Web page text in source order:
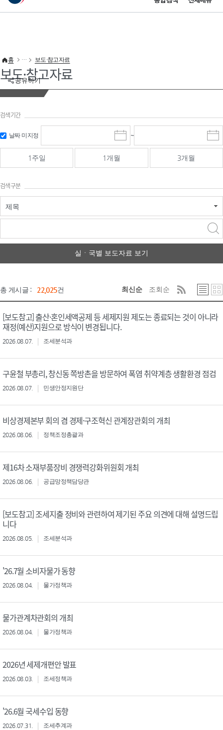
이 누리집은 대한민국 공식 전자정부 누리집입니다.
공유하기
홈 보도·참고자료
보도·참고자료
검색기간
날짜 미지정
시
작
일
선
~
종
료
선
1주일 1개월 3개월
검색구분
제목
실ㆍ국별 보도자료 보기
총 게시글 : 22,025건 최신순 조회순
[보도참고] 출산·혼인세액공제 등 세제지원 제도는 종료되는 것이 아니라
재정(예산)지원으로 방식이 변경됩니다.
2026.08.07. 조세분석과
구윤철 부총리, 창신동 쪽방촌을 방문하여 폭염 취약계층 생활환경 점검
2026.08.07. 민생안정지원단
비상경제본부 회의 겸 경제·구조혁신 관계장관회의 개최
2026.08.06. 정책조정총괄과
제16차 소재부품장비 경쟁력강화위원회 개최
2026.08.06. 공급망정책담당관
[보도참고] 조세지출 정비와 관련하여 제기된 주요 의견에 대해 설명드립
니다
2026.08.05. 조세분석과
'26.7월 소비자물가 동향
2026.08.04. 물가정책과
물가관계차관회의 개최
2026.08.04. 물가정책과
2026년 세제개편안 발표
2026.08.03. 조세정책과
'26.6월 국세수입 동향
2026.07.31. 조세추계과